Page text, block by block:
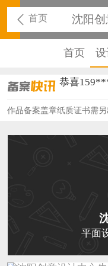
首页 沈阳
首页
恭喜
恭喜
恭喜
恭喜
作品备案盖章纸质证书需
平面